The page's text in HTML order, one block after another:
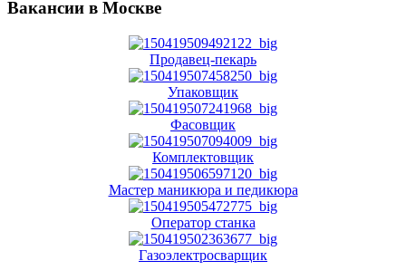
Вакансии в Москве
Продавец-пекарь
Упаковщик
Фасовщик
Комплектовщик
Мастер маникюра и педикюра
Оператор станка
Газоэлектросварщик